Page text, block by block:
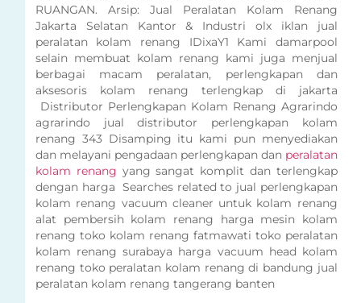
RUANGAN. Arsip: Jual Peralatan Kolam Renang
Jakarta Selatan Kantor & Industri olx iklan jual
peralatan kolam renang IDixaY1 Kami damarpool
selain membuat kolam renang kami juga menjual
berbagai macam peralatan, perlengkapan dan
aksesoris kolam renang terlengkap di jakarta
Distributor Perlengkapan Kolam Renang Agrarindo
agrarindo jual distributor perlengkapan kolam
renang 343 Disamping itu kami pun menyediakan
dan melayani pengadaan perlengkapan dan peralatan
kolam renang yang sangat komplit dan terlengkap
dengan harga Searches related to jual perlengkapan
kolam renang vacuum cleaner untuk kolam renang
alat pembersih kolam renang harga mesin kolam
renang toko kolam renang fatmawati toko peralatan
kolam renang surabaya harga vacuum head kolam
renang toko peralatan kolam renang di bandung jual
peralatan kolam renang tangerang banten